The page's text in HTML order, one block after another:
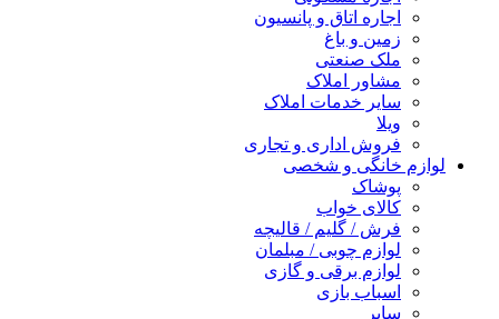
اجاره اتاق و پانسیون
زمین و باغ
ملک صنعتی
مشاور املاک
سایر خدمات املاک
ویلا
فروش اداری و تجاری
لوازم خانگی و شخصی
پوشاک
کالای خواب
فرش / گلیم / قالیچه
لوازم چوبی / مبلمان
لوازم برقی و گازی
اسباب بازی
سایر